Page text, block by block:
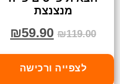
מנצנצת
₪119.00
₪59.90
לצפייה ורכישה